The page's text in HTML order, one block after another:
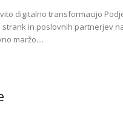
digitalno transformacijo
in poslovnih partnerjev
maržo....